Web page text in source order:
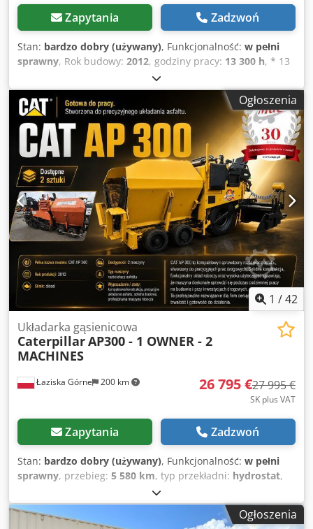
Zapytania Zadzwoń
Stan: bardzo dobry (używany), Funkcjonalność: w pełni
sprawny, Rok budowy: 2012, godziny pracy: 13 300 h, * 13
300 godzin * Połączone wsparcie (ostrze i wysięgnik) *
Regulowany wysięgnik * Szybkozłącze Lehnhoff HS 10
Credpfswmbtfex Aqpjf * Masa eksploatacyjna: 22 000 kg *
Stan idealny
Ogłoszenia
1 /42
Łaziska Górne 200 km
Układarka gąsienicowa
CaterpillarAP300 - 1 OWNER - 2
MACHINES
26 795 €27 995 €
SK plus VAT
Zapytania Zadzwoń
Stan: bardzo dobry (używany), Funkcjonalność: w pełni
sprawny, przebieg: 5 580 km, typ przekładni: hydrostat,
żółty
kg, masa własna:6 600 kg, masa eksploatacyjna:8 200 kg,
liczba miejsc:2, Rok budowy: , godziny pracy:5 580 h,
Ogłoszenia